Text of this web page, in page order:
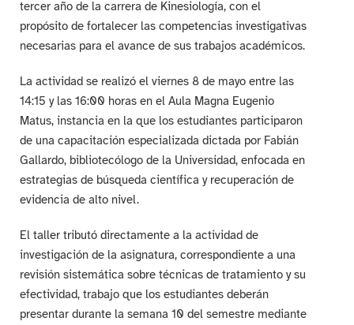
tercer año de la carrera de Kinesiología, con el
propósito de fortalecer las competencias investigativas
necesarias para el avance de sus trabajos académicos.
La actividad se realizó el viernes 8 de mayo entre las
14:15 y las 16:00 horas en el Aula Magna Eugenio
Matus, instancia en la que los estudiantes participaron
de una capacitación especializada dictada por Fabián
Gallardo, bibliotecólogo de la Universidad, enfocada en
estrategias de búsqueda científica y recuperación de
evidencia de alto nivel.
El taller tributó directamente a la actividad de
investigación de la asignatura, correspondiente a una
revisión sistemática sobre técnicas de tratamiento y su
efectividad, trabajo que los estudiantes deberán
presentar durante la semana 10 del semestre mediante